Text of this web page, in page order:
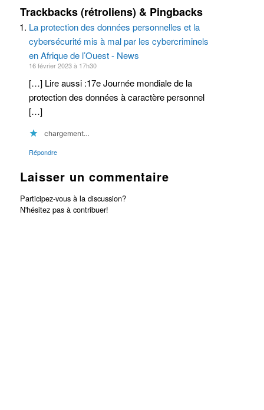
Trackbacks (rétroliens) & Pingbacks
La protection des données personnelles et la
cybersécurité mis à mal par les cybercriminels
en Afrique de l’Ouest - News
16 février 2023 à 17h30
[…] Lire aussi :17e Journée mondiale de la
protection des données à caractère personnel
[…]
chargement…
Répondre
Laisser un commentaire
Participez-vous à la discussion?
N'hésitez pas à contribuer!